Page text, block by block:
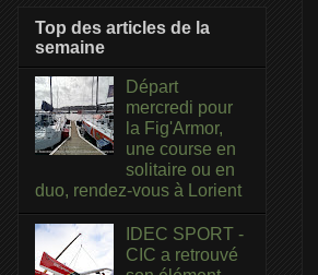
Top des articles de la
semaine
Départ
mercredi pour
la Fig'Armor,
une course en
solitaire ou en
duo, rendez-vous à Lorient
IDEC SPORT -
CIC a retrouvé